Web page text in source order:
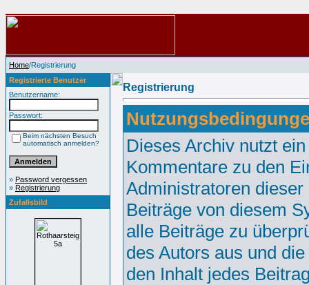
Home/Registrierung
Registrierte Benutzer
Benutzername:
Passwort:
Beim nächsten Besuch
automatisch anmelden?
» Password vergessen
» Registrierung
Zufallsbild
Registrierung
Dieses Archiv nutzt
Kommentare zu den
Administratoren
Beiträge von diesem
alle Beiträge zu
des Autors aus und
den Inhalt jedes